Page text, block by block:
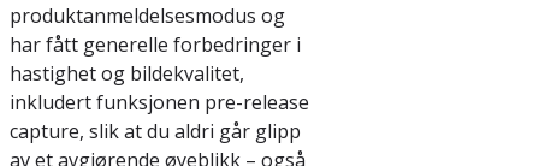
produktanmeldelsesmodus og
har fått generelle forbedringer i
hastighet og bildekvalitet,
inkludert funksjonen pre-release
capture, slik at du aldri går glipp
av et avgjørende øyeblikk – også